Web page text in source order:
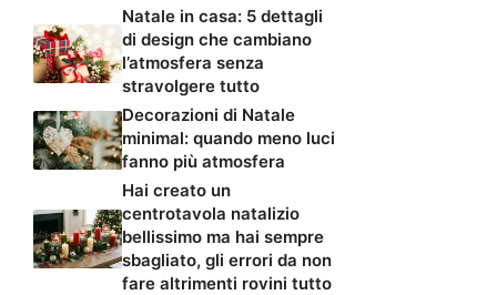
Natale in casa: 5 dettagli
di design che cambiano
l’atmosfera senza
stravolgere tutto
Decorazioni di Natale
minimal: quando meno luci
fanno più atmosfera
Hai creato un
centrotavola natalizio
bellissimo ma hai sempre
sbagliato, gli errori da non
fare altrimenti rovini tutto